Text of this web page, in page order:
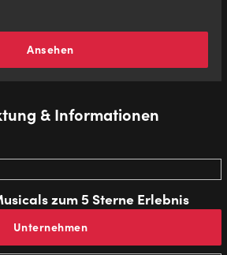
Ansehen
& Informationen
zum 5 Sterne Erlebnis
Unternehmen